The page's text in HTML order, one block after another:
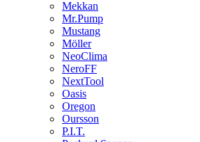
Mekkan
Mr.Pump
Mustang
Möller
NeoClima
NeroFF
NextTool
Oasis
Oregon
Oursson
P.I.T.